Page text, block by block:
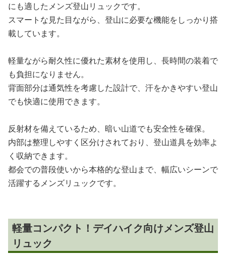
にも適したメンズ登山リュックです。
スマートな見た目ながら、登山に必要な機能をしっかり搭
載しています。
軽量ながら耐久性に優れた素材を使用し、長時間の装着で
も負担になりません。
背面部分は通気性を考慮した設計で、汗をかきやすい登山
でも快適に使用できます。
反射材を備えているため、暗い山道でも安全性を確保。
内部は整理しやすく区分けされており、登山道具を効率よ
く収納できます。
都会での普段使いから本格的な登山まで、幅広いシーンで
活躍するメンズリュックです。
軽量コンパクト！デイハイク向けメンズ登山
リュック